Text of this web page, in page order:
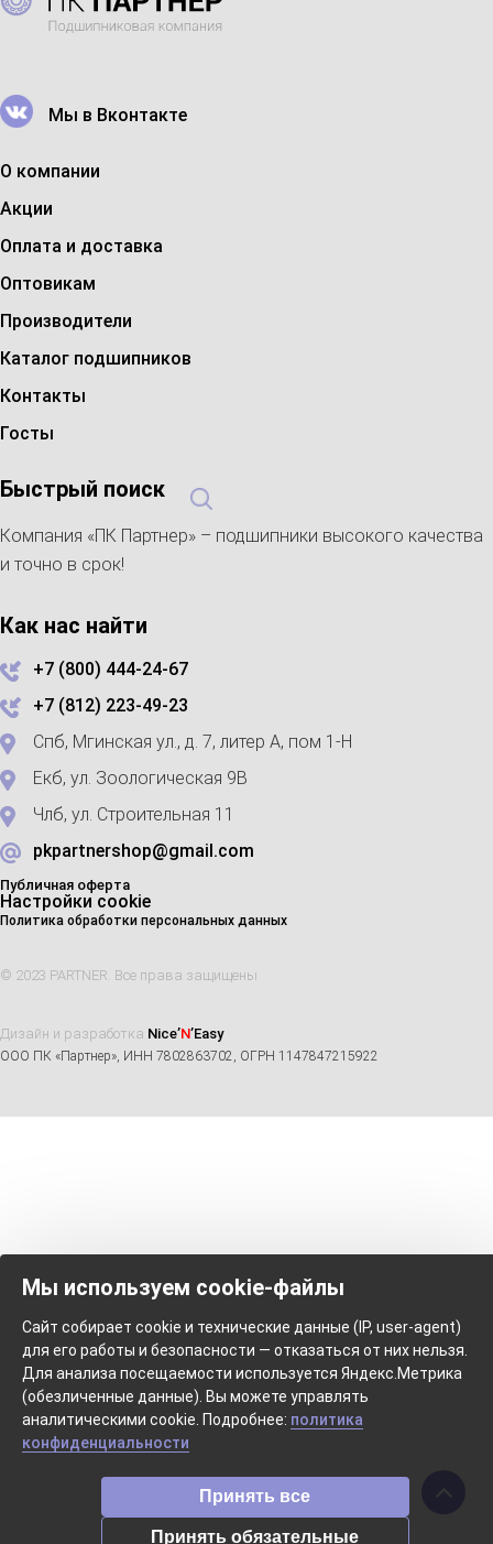
Мы в Вконтакте
О компании
Акции
Оплата и доставка
Оптовикам
Производители
Каталог подшипников
Контакты
Госты
Быстрый поиск
Компания «ПК Партнер» – подшипники высокого качества
и точно в срок!
Как нас найти
+7 (800) 444-24-67
+7 (812) 223-49-23
Спб, Мгинская ул., д. 7, литер А, пом 1-Н
Екб, ул. Зоологическая 9В
Члб, ул. Строительная 11
pkpartnershop@gmail.com
Публичная оферта
Настройки cookie
Политика обработки персональных данных
© 2023 PARTNER. Все права защищены
Дизайн и разработка Nice’N’Easy
ООО ПК «Партнер», ИНН 7802863702, ОГРН 1147847215922
Мы используем cookie-файлы
Сайт собирает cookie и технические данные (IP, user-agent)
для его работы и безопасности — отказаться от них нельзя.
Для анализа посещаемости используется Яндекс.Метрика
(обезличенные данные). Вы можете управлять
аналитическими cookie. Подробнее: политика
конфиденциальности
Принять все
Принять обязательные